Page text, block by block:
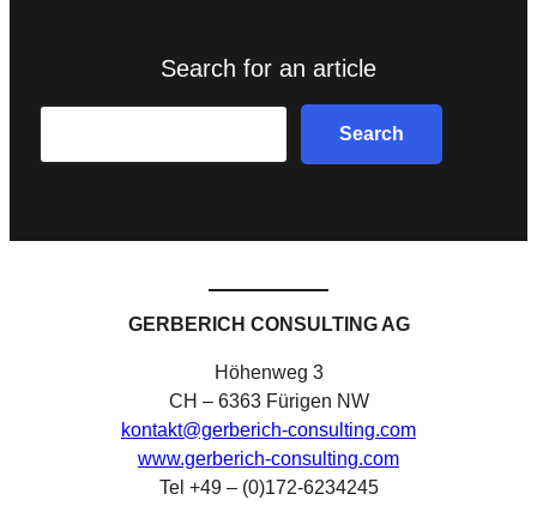
Search for an article
Search
GERBERICH CONSULTING AG
Höhenweg 3
CH – 6363 Fürigen NW
kontakt@gerberich-consulting.com
www.gerberich-consulting.com
Tel +49 – (0)172-6234245